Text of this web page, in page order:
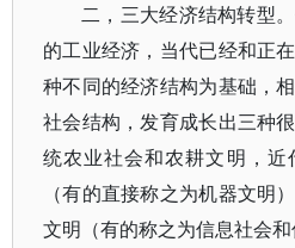
二，三大经济结构转型
的工业经济，当代已经和正
种不同的经济结构为基础，
社会结构，发育成长出三种
统农业社会和农耕文明，
（有的直接称之为机器文明
文明（有的称之为信息社会和